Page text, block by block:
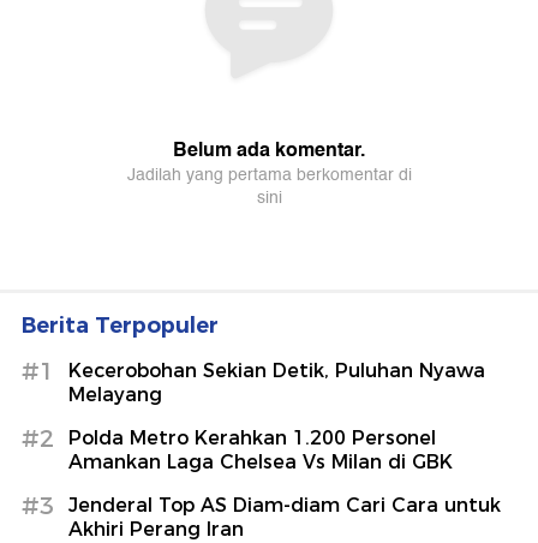
Berita Terpopuler
#1
Kecerobohan Sekian Detik, Puluhan Nyawa
Melayang
#2
Polda Metro Kerahkan 1.200 Personel
Amankan Laga Chelsea Vs Milan di GBK
#3
Jenderal Top AS Diam-diam Cari Cara untuk
Akhiri Perang Iran